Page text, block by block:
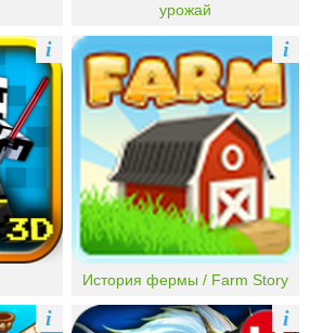
урожай
i
История фермы / Farm Story
i
i i